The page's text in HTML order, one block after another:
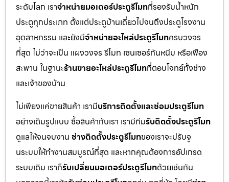
ระดับโลก เราจำหน่ายมอเตอร์ประตูรีโมทที่รองรับน้ำหนัก
ประตูทุกประเภท ตั้งแต่ประตูบ้านเดี่ยวไปจนถึงประตูโรงงาน
อุตสาหกรรม และยังมีจำหน่ายอะไหล่ประตูรีโมทครบวงจร
ที่สุด ไม่ว่าจะเป็น แผงวงจร รีโมท เซนเซอร์กันหนีบ หรือเฟือง
สะพาน ในฐานะร้านขายอะไหล่ประตูรีโมทที่ตอบโจทย์ทั้งช่าง
และเจ้าของบ้าน
ไม่เพียงแค่ขายสินค้า เรามีบริการติดตั้งและซ่อมประตูรีโมท
อย่างเต็มรูปแบบ ซื้อสินค้ากับเรา เรามีทีมรับติดตั้งประตูรีโมท
ดูแลให้จนจบงาน ช่างติดตั้งประตูรีโมทของเราจะปรับจู
นระบบให้ทำงานสมบูรณ์ที่สุด และหากคุณต้องการอัปเกรด
ระบบเดิม เราก็รับเปลี่ยนมอเตอร์ประตูรีโมทด้วยเช่นกัน